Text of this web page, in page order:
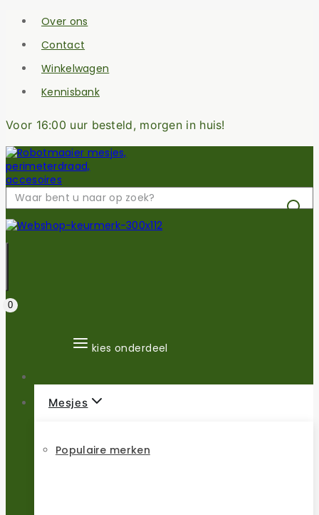
Skip
content
Over ons
Contact
Winkelwagen
Kennisbank
Voor 16:00 uur besteld, morgen in huis!
Zoek
naar:
0
kies onderdeel
Mesjes
Populaire merken